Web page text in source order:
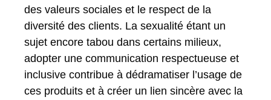
des valeurs sociales et le respect de la
diversité des clients. La sexualité étant un
sujet encore tabou dans certains milieux,
adopter une communication respectueuse et
inclusive contribue à dédramatiser l’usage de
ces produits et à créer un lien sincère avec la